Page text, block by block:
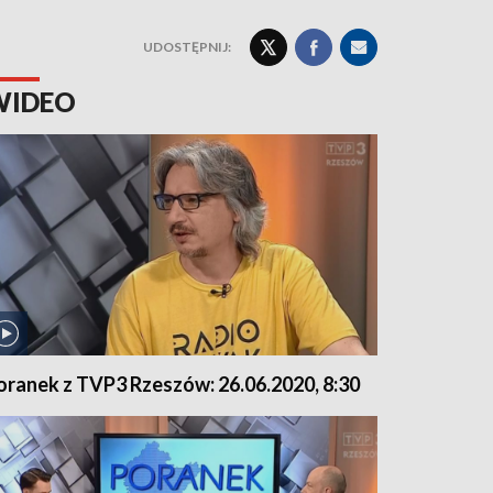
UDOSTĘPNIJ:
z TVP3 Rzeszów: 26.06.2020, 8:30